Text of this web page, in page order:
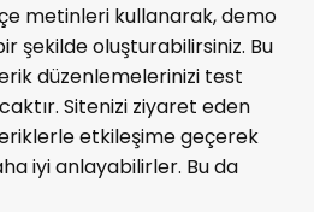
metinleri kullanarak, demo
şekilde oluşturabilirsiniz. Bu
düzenlemelerinizi test
Sitenizi ziyaret eden
etkileşime geçerek
iyi anlayabilirler. Bu da